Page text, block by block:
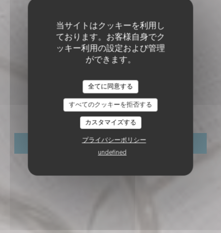
当サイトはクッキーを利用し
ております。お客様自身でク
ッキー利用の設定および管理
ができます。
全てに同意する
すべてのクッキーを拒否する
カスタマイズする
プライバシーポリシー
undefined
レストラン - バー - ラウンジ
La Balancelle -
Brasserie Maison
予約